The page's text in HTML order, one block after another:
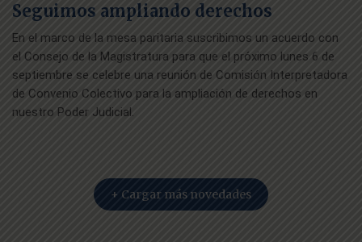
Seguimos ampliando derechos
En el marco de la mesa paritaria suscribimos un acuerdo con
el Consejo de la Magistratura para que el próximo lunes 6 de
septiembre se celebre una reunión de Comisión Interpretadora
de Convenio Colectivo para la ampliación de derechos en
nuestro Poder Judicial.
+ Cargar más novedades